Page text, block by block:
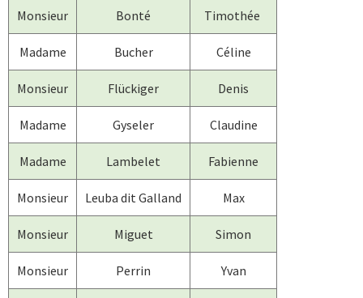
Monsieur Bonté Timothée
Madame Bucher Céline
Monsieur Flückiger Denis
Madame Gyseler Claudine
Madame Lambelet Fabienne
Monsieur Leuba dit Galland Max
Monsieur Miguet Simon
Monsieur Perrin Yvan